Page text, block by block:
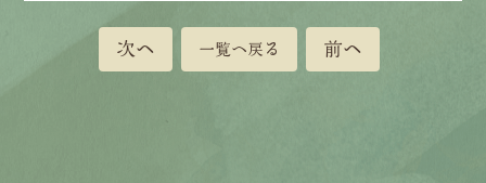
次へ 一覧へ戻る 前へ